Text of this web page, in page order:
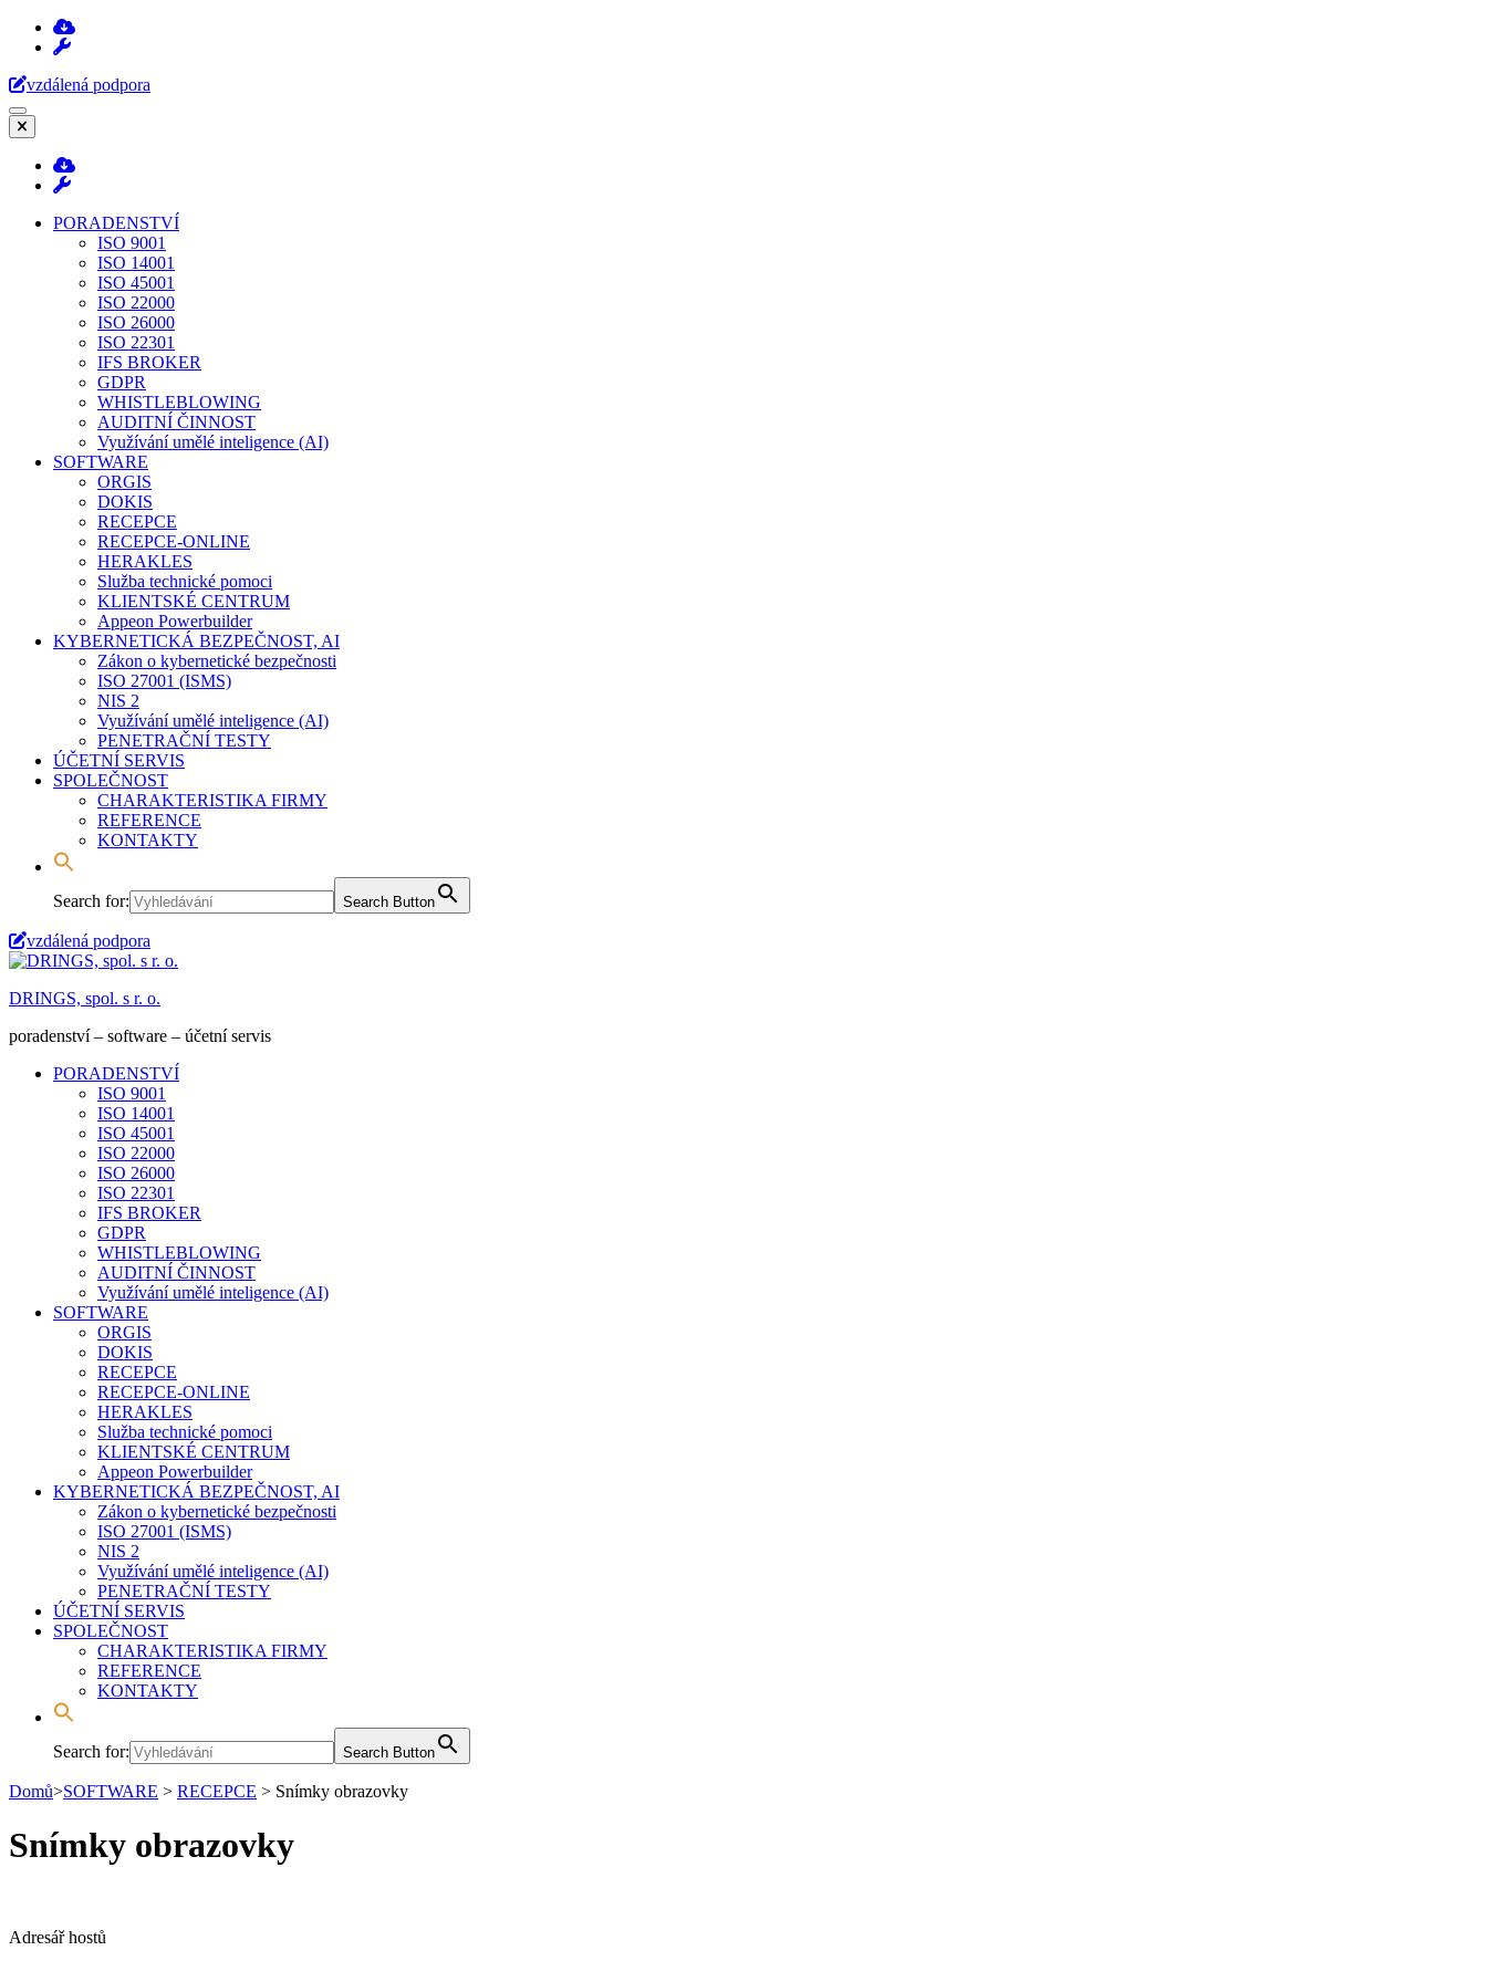
Přeskočit
(stiskněte
Enter)
vzdálená podpora
PORADENSTVÍ
ISO 9001
ISO 14001
ISO 45001
ISO 22000
ISO 26000
ISO 22301
IFS BROKER
GDPR
WHISTLEBLOWING
AUDITNÍ ČINNOST
Využívání umělé inteligence (AI)
SOFTWARE
ORGIS
DOKIS
RECEPCE
RECEPCE-ONLINE
HERAKLES
Služba technické pomoci
KLIENTSKÉ CENTRUM
Appeon Powerbuilder
KYBERNETICKÁ BEZPEČNOST, AI
Zákon o kybernetické bezpečnosti
ISO 27001 (ISMS)
NIS 2
Využívání umělé inteligence (AI)
PENETRAČNÍ TESTY
ÚČETNÍ SERVIS
SPOLEČNOST
CHARAKTERISTIKA FIRMY
REFERENCE
KONTAKTY
Search for: Search Button
vzdálená podpora
DRINGS, spol. s r. o.
poradenství – software – účetní servis
PORADENSTVÍ
ISO 9001
ISO 14001
ISO 45001
ISO 22000
ISO 26000
ISO 22301
IFS BROKER
GDPR
WHISTLEBLOWING
AUDITNÍ ČINNOST
Využívání umělé inteligence (AI)
SOFTWARE
ORGIS
DOKIS
RECEPCE
RECEPCE-ONLINE
HERAKLES
Služba technické pomoci
KLIENTSKÉ CENTRUM
Appeon Powerbuilder
KYBERNETICKÁ BEZPEČNOST, AI
Zákon o kybernetické bezpečnosti
ISO 27001 (ISMS)
NIS 2
Využívání umělé inteligence (AI)
PENETRAČNÍ TESTY
ÚČETNÍ SERVIS
SPOLEČNOST
CHARAKTERISTIKA FIRMY
REFERENCE
KONTAKTY
Search for: Search Button
Domů>SOFTWARE > RECEPCE > Snímky obrazovky
Snímky obrazovky
Adresář hostů